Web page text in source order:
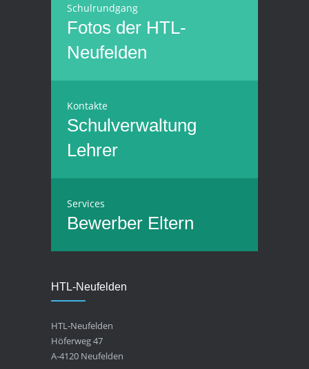
Schulrundgang
Fotos der HTL-
Neufelden
Kontakte
Schulverwaltung
Lehrer
Services
Bewerber Eltern
HTL-Neufelden
HTL-Neufelden
Höferweg 47
A-4120 Neufelden